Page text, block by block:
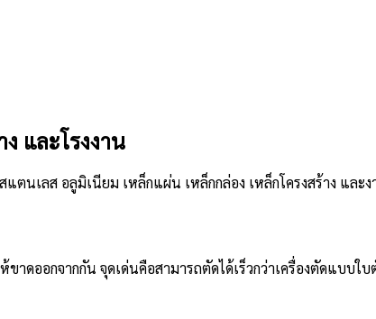
ง และโรงงาน
นเลส อลูมิเนียม เหล็กแผ่น เหล็กกล่อง เหล็กโครงสร้าง และ
ดออกจากกัน จุดเด่นคือสามารถตัดได้เร็วกว่าเครื่องตัดแบบ